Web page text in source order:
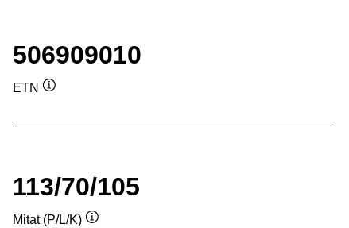
506909010
ETN
113/70/105
Mitat (P/L/K)